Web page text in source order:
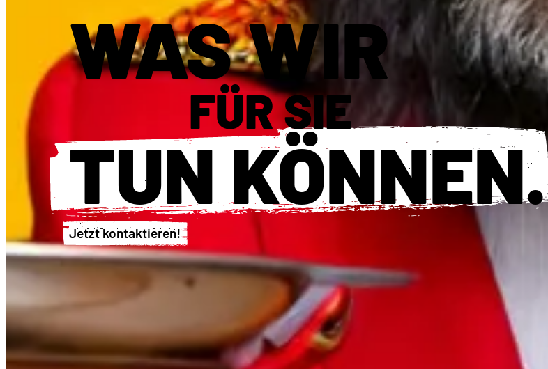
WAS WIR
FÜR SIE
TUN KÖNNEN.
Jetzt kontaktieren!